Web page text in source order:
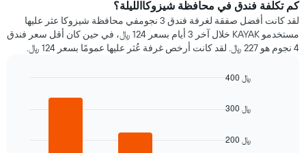
محور
Y
الذي
يعرض
متوسط
غرفة
كل
يوم
في
كم تكلفة فندق في محافظة شيزوكاالليلة؟
لقد كانت أفضل صفقة لغرفة فندق 3 نجومفي محافظة شيزوكا عثر عليها
مستخدمو KAYAK خلال آخر 3 أيام بسعر 124 ﷼، في حين كان أقل سعر فندق
4 نجوم هو 227 ﷼. لقد كانت أرخص غرفة عُثر عليها عمومًا بسعر 124 ﷼.
200 ﷼
300 ﷼
400 ﷼